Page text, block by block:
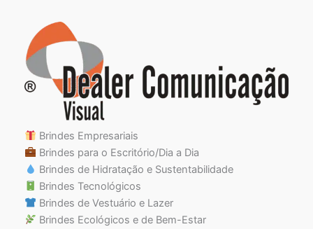
Brindes Empresariais
Brindes para o Escritório/Dia a Dia
Brindes de Hidratação e Sustentabilidade
Brindes Tecnológicos
Brindes de Vestuário e Lazer
Brindes Ecológicos e de Bem-Estar